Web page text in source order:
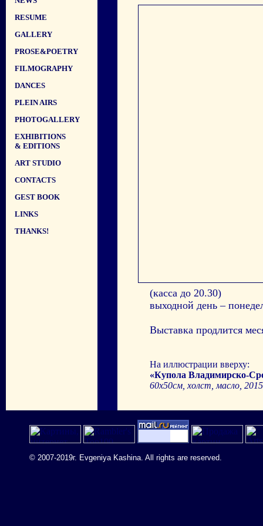
RESUME
GALLERY
PROSE&POETRY
FILMOGRAPHY
DANCES
PLEIN AIRS
PHOTOGALLERY
EXHIBITIONS
& EDITIONS
ART STUDIO
CONTACTS
GEST BOOK
LINKS
THANKS!
(касса до 20.30)
выходной день –
Выставка продлится
На иллюстрации вверху:
«Купола Владимирско-
60х50см, холст, масло,
© 2007-2019г. Evgeniya Kashina. All rights are reserved.